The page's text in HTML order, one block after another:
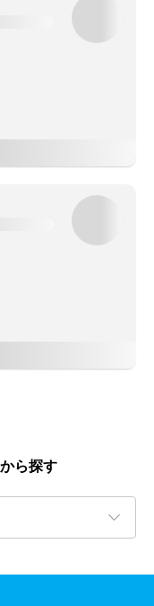
ら探す